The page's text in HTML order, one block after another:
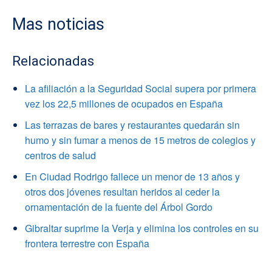
Mas noticias
Relacionadas
La afiliación a la Seguridad Social supera por primera
vez los 22,5 millones de ocupados en España
Las terrazas de bares y restaurantes quedarán sin
humo y sin fumar a menos de 15 metros de colegios y
centros de salud
En Ciudad Rodrigo fallece un menor de 13 años y
otros dos jóvenes resultan heridos al ceder la
ornamentación de la fuente del Árbol Gordo
Gibraltar suprime la Verja y elimina los controles en su
frontera terrestre con España